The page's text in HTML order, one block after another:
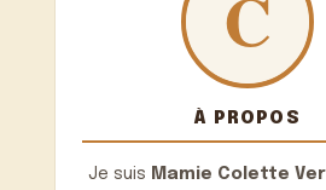
À PROPOS
Je suis Mamie Colette